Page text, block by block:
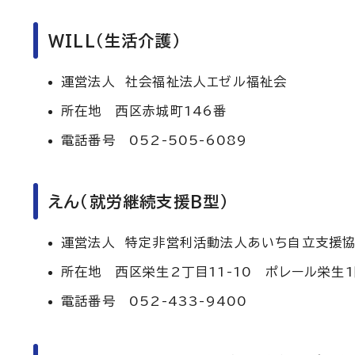
WILL（生活介護）
運営法人 社会福祉法人エゼル福祉会
所在地 西区赤城町146番
電話番号 052-505-6089
えん（就労継続支援B型）
運営法人 特定非営利活動法人あいち自立支援
所在地 西区栄生2丁目11-10 ポレール栄生1
電話番号 052-433-9400